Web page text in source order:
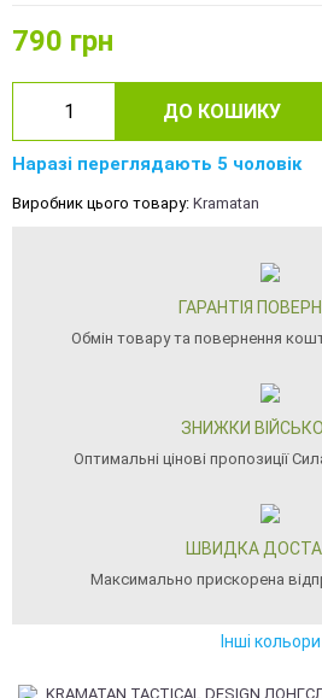
790 грн
ДО КОШИКУ
Наразі переглядають 5 чоловік
Виробник цього товару: Kramatan
ГАРАНТІЯ
Обмін товару та повернення
ЗНИЖКИ
Оптимальні цінові пропозиції
ШВИДКА
Максимально прискорена
Інші кольори